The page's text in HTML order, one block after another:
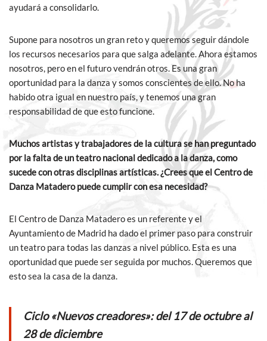
ayudará a consolidarlo.
Supone para nosotros un gran reto y queremos seguir dándole
los recursos necesarios para que salga adelante. Ahora estamos
nosotros, pero en el futuro vendrán otros. Es una gran
oportunidad para la danza y somos conscientes de ello. No ha
habido otra igual en nuestro país, y tenemos una gran
responsabilidad de que esto funcione.
Muchos artistas y trabajadores de la cultura se han preguntado
por la falta de un teatro nacional dedicado a la danza, como
sucede con otras disciplinas artísticas. ¿Crees que el Centro de
Danza Matadero puede cumplir con esa necesidad?
El Centro de Danza Matadero es un referente y el
Ayuntamiento de Madrid ha dado el primer paso para construir
un teatro para todas las danzas a nivel público. Esta es una
oportunidad que puede ser seguida por muchos. Queremos que
esto sea la casa de la danza.
Ciclo «Nuevos creadores»: del 17 de octubre al
28 de diciembre